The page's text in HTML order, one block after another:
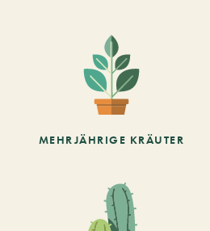
MEHRJÄHRIGE KRÄUTER